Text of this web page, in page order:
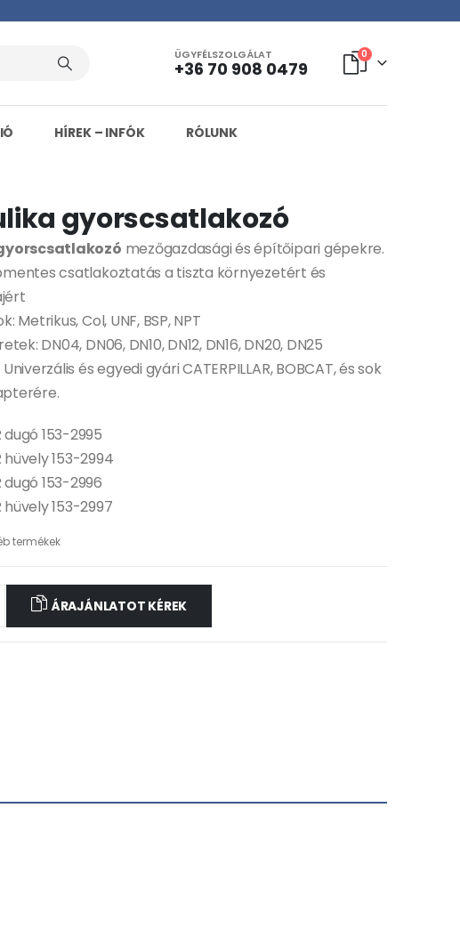
ÜGYFÉLSZOLGÁLAT
+36 70 908 0479
0
HÍREK – INFÓK RÓLUNK
gyorscsatlakozó
mezőgazdasági és építőipari gépekre.
csatlakoztatás a tiszta környezetért és
Metrikus, Col, UNF, BSP, NPT
DN04, DN06, DN10, DN12, DN16, DN20, DN25
és egyedi gyári CATERPILLAR, BOBCAT, és sok
dugó 153-2995
hüvely 153-2994
dugó 153-2996
hüvely 153-2997
termékek
ÁRAJÁNLATOT KÉREK